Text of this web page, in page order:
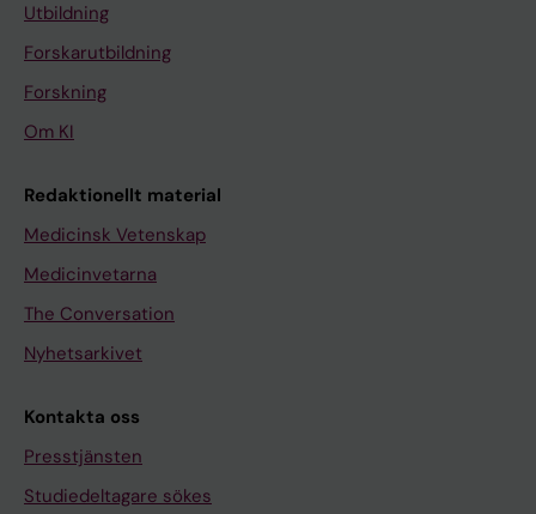
Utbildning
Forskarutbildning
Forskning
Om KI
Redaktionellt material
Medicinsk Vetenskap
Medicinvetarna
The Conversation
Nyhetsarkivet
Kontakta oss
Presstjänsten
Studiedeltagare sökes